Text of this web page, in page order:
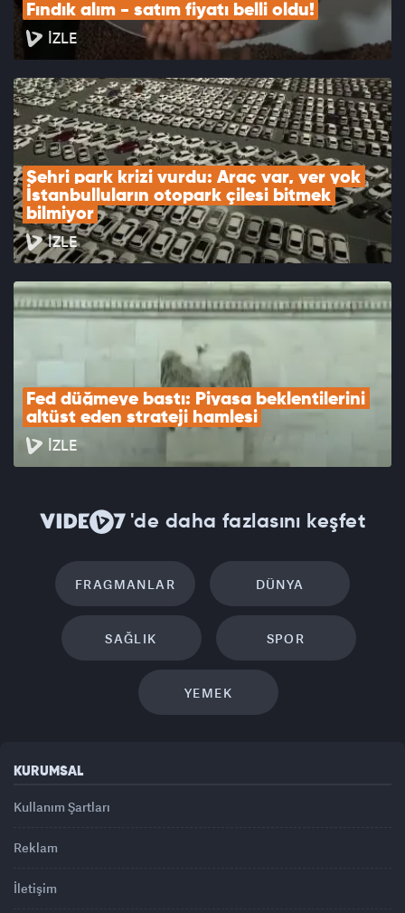
Fındık alım - satım fiyatı belli oldu!
İZLE
Şehri park krizi vurdu: Araç var, yer yok
İstanbulluların otopark çilesi bitmek
bilmiyor
İZLE
Fed düğmeye bastı: Piyasa beklentilerini
altüst eden strateji hamlesi
İZLE
'de daha fazlasını keşfet
FRAGMANLAR DÜNYA
SAĞLIK SPOR
YEMEK
KURUMSAL
Kullanım Şartları
Reklam
İletişim